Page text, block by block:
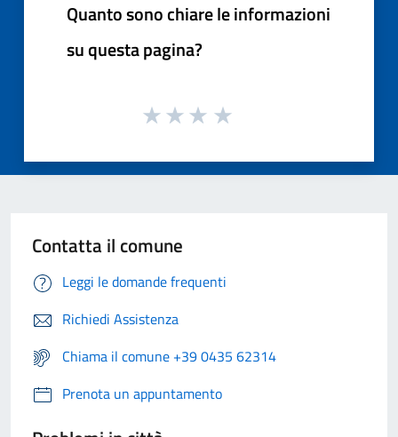
Quanto sono chiare le informazioni
su questa pagina?
Contatta il comune
Leggi le domande frequenti
Richiedi Assistenza
Chiama il comune +39 0435 62314
Prenota un appuntamento